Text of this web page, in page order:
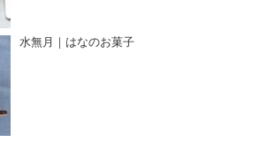
水無月｜はなのお菓子